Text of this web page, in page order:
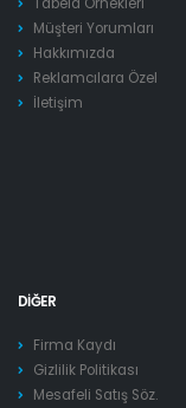
Müşteri Yorumları
Hakkımızda
Reklamcılara Özel
İletişim
DIĞER
Firma Kaydı
Gizlilik Politikası
Mesafeli Satış Söz.